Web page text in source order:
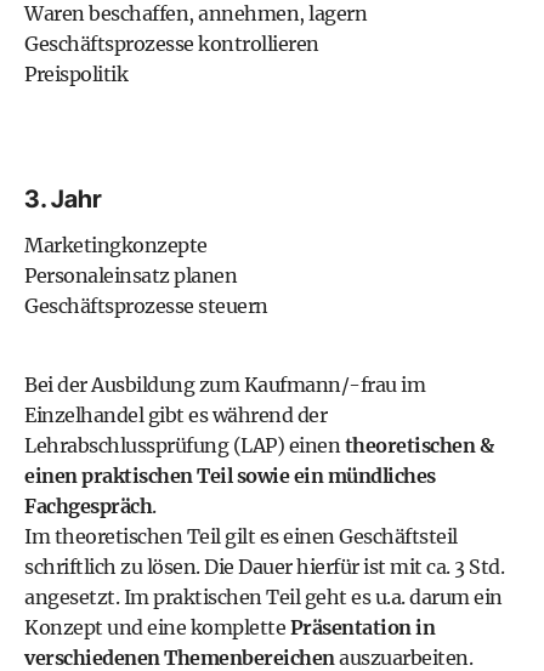
Waren beschaffen, annehmen, lagern
Geschäftsprozesse kontrollieren
Preispolitik
3. Jahr
Marketingkonzepte
Personaleinsatz planen
Geschäftsprozesse steuern
Bei der Ausbildung zum Kaufmann/-frau im
Einzelhandel gibt es während der
Lehrabschlussprüfung (LAP) einentheoretischen &
einen praktischen Teil sowie ein mündliches
Fachgespräch.
Im theoretischen Teil gilt es einen Geschäftsteil
schriftlich zu lösen. Die Dauer hierfür ist mit ca. 3 Std.
angesetzt. Im praktischen Teil geht es u.a. darum ein
Konzept und eine komplette Präsentation in
verschiedenen Themenbereichenauszuarbeiten.